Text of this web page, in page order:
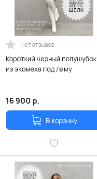
нет отзывов
Короткий черный полушубок
из экомеха под ламу
16 900 р.
В корзину